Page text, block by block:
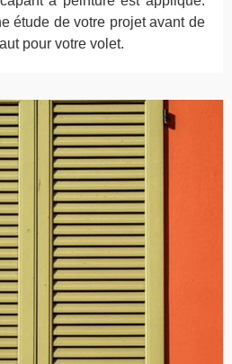
étude de votre projet avant de
pour votre volet.